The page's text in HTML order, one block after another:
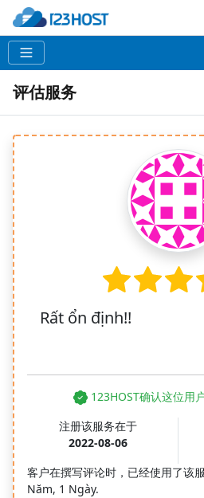
评估服务
Rất ổn định!!
123HOST确认这位用
注册该服务在于
2022-08-06
客户在撰写评论时，已经使用了该
Năm, 1 Ngày.